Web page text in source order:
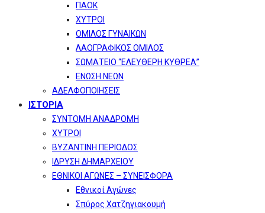
ΠΑΟΚ
ΧΥΤΡΟΙ
ΟΜΙΛΟΣ ΓΥΝΑΙΚΩΝ
ΛΑΟΓΡΑΦΙΚΟΣ ΟΜΙΛΟΣ
ΣΩΜΑΤΕΙΟ “ΕΛΕΥΘΕΡΗ ΚΥΘΡΕΑ”
ΕΝΩΣΗ ΝΕΩΝ
ΑΔΕΛΦΟΠΟΙΗΣΕΙΣ
ΙΣΤΟΡΙΑ
ΣΥΝΤΟΜΗ ΑΝΑΔΡΟΜΗ
ΧΥΤΡΟΙ
ΒΥΖΑΝΤΙΝΗ ΠΕΡΙΟΔΟΣ
ΙΔΡΥΣΗ ΔΗΜΑΡΧΕΙΟΥ
ΕΘΝΙΚΟΙ ΑΓΩΝΕΣ – ΣΥΝΕΙΣΦΟΡΑ
Εθνικοί Αγώνες
Σπύρος Χατζηγιακουμή